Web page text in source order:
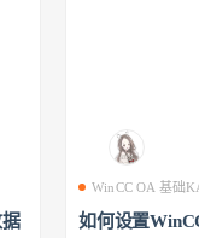
WinCC OA 基础
如何设置